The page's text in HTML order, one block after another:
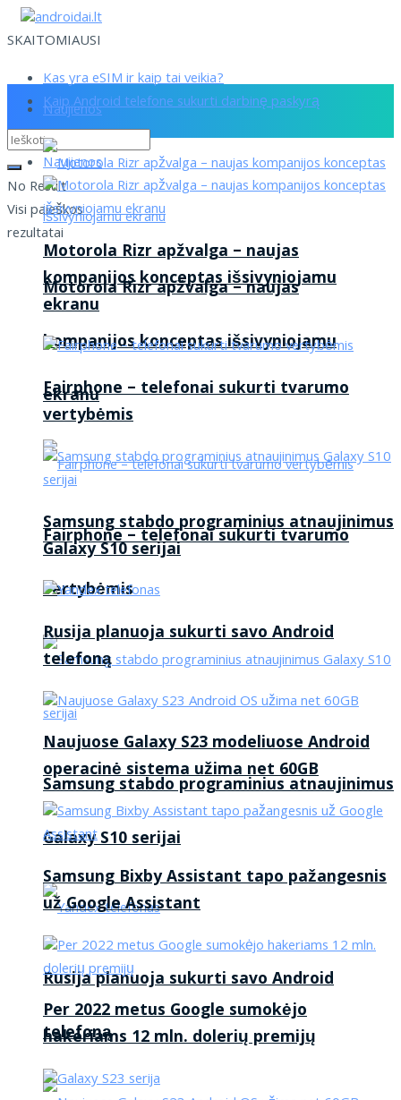
SKAITOMIAUSI
Kas yra eSIM ir kaip tai veikia?
Kaip Android telefone sukurti darbinę paskyrą
No Result
Visi paieškos
rezultatai
Naujienos
Motorola Rizr apžvalga – naujas
kompanijos konceptas išsivyniojamu
ekranu
Fairphone – telefonai sukurti tvarumo
vertybėmis
Samsung stabdo programinius atnaujinimus
Galaxy S10 serijai
Rusija planuoja sukurti savo Android
telefoną
Naujienos
Motorola Rizr apžvalga – naujas
kompanijos konceptas išsivyniojamu
ekranu
Fairphone – telefonai sukurti tvarumo
vertybėmis
Samsung stabdo programinius atnaujinimus
Galaxy S10 serijai
Rusija planuoja sukurti savo Android
telefoną
Naujuose Galaxy S23 modeliuose Android
operacinė sistema užima net 60GB
Samsung Bixby Assistant tapo pažangesnis
už Google Assistant
Per 2022 metus Google sumokėjo
hakeriams 12 mln. dolerių premijų